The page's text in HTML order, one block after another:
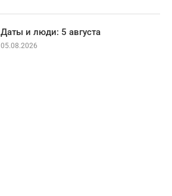
Даты и люди: 5 августа
05.08.2026